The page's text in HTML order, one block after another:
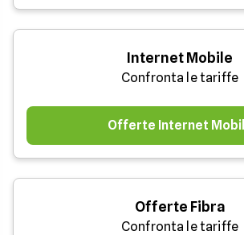
Internet Mobile
Confronta le tariffe
Offerte Internet
Offerte Fibra
Confronta le tariffe